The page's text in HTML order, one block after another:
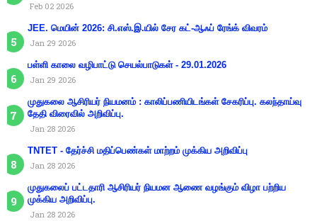
Feb 02 2026
JEE. மெயின் 2026: சி.எஸ்.இ.யில் சேர கட்-ஆஃப் ரேங்க் விவரம்
Jan 29 2026
பள்ளி காலை வழிபாட்டு செயல்பாடுகள் - 29.01.2026
Jan 29 2026
முதுகலை ஆசிரியர் நியமனம் : காலிப்பணியிடங்கள் சேகரிப்பு. கலந்தாய்வு
தேதி விரைவில் அறிவிப்பு.
Jan 28 2026
TNTET - தேர்ச்சி மதிப்பெண்கள் மாற்றம் முக்கிய அறிவிப்பு
Jan 28 2026
முதுகலைப் பட்டதாரி ஆசிரியர் நியமன ஆணை வழங்கும் விழா பற்றிய
முக்கிய அறிவிப்பு.
Jan 28 2026